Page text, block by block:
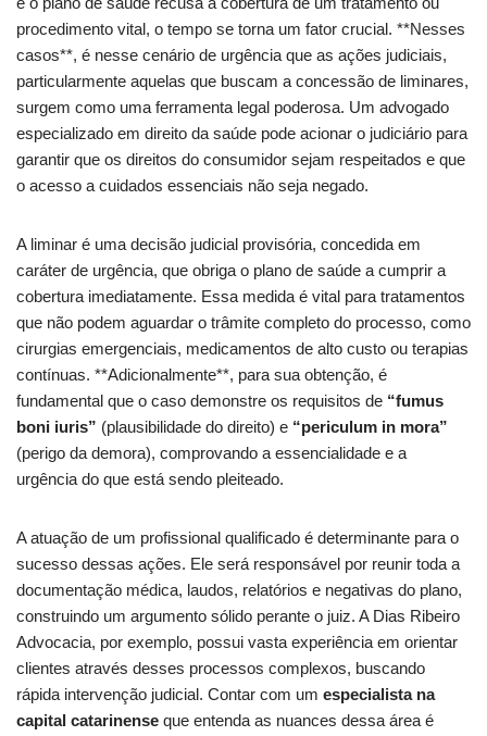
procedimento vital, o tempo se torna um fator crucial. **Nesses
casos**, é nesse cenário de urgência que as ações judiciais,
particularmente aquelas que buscam a concessão de liminares,
surgem como uma ferramenta legal poderosa. Um advogado
especializado em direito da saúde pode acionar o judiciário para
garantir que os direitos do consumidor sejam respeitados e que
o acesso a cuidados essenciais não seja negado.
A liminar é uma decisão judicial provisória, concedida em
caráter de urgência, que obriga o plano de saúde a cumprir a
cobertura imediatamente. Essa medida é vital para tratamentos
que não podem aguardar o trâmite completo do processo, como
cirurgias emergenciais, medicamentos de alto custo ou terapias
contínuas. **Adicionalmente**, para sua obtenção, é
fundamental que o caso demonstre os requisitos de “fumus
boni iuris” (plausibilidade do direito) e “periculum in mora”
(perigo da demora), comprovando a essencialidade e a
urgência do que está sendo pleiteado.
A atuação de um profissional qualificado é determinante para o
sucesso dessas ações. Ele será responsável por reunir toda a
documentação médica, laudos, relatórios e negativas do plano,
construindo um argumento sólido perante o juiz. A Dias Ribeiro
Advocacia, por exemplo, possui vasta experiência em orientar
clientes através desses processos complexos, buscando
rápida intervenção judicial. Contar com um especialista na
capital catarinense que entenda as nuances dessa área é